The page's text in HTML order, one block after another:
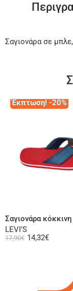
Σαγιονάρα σε μπλε,
Έκπτωση! -20%
Σαγιονάρα κόκκινη
LEVI’S
17,90€ 14,32€